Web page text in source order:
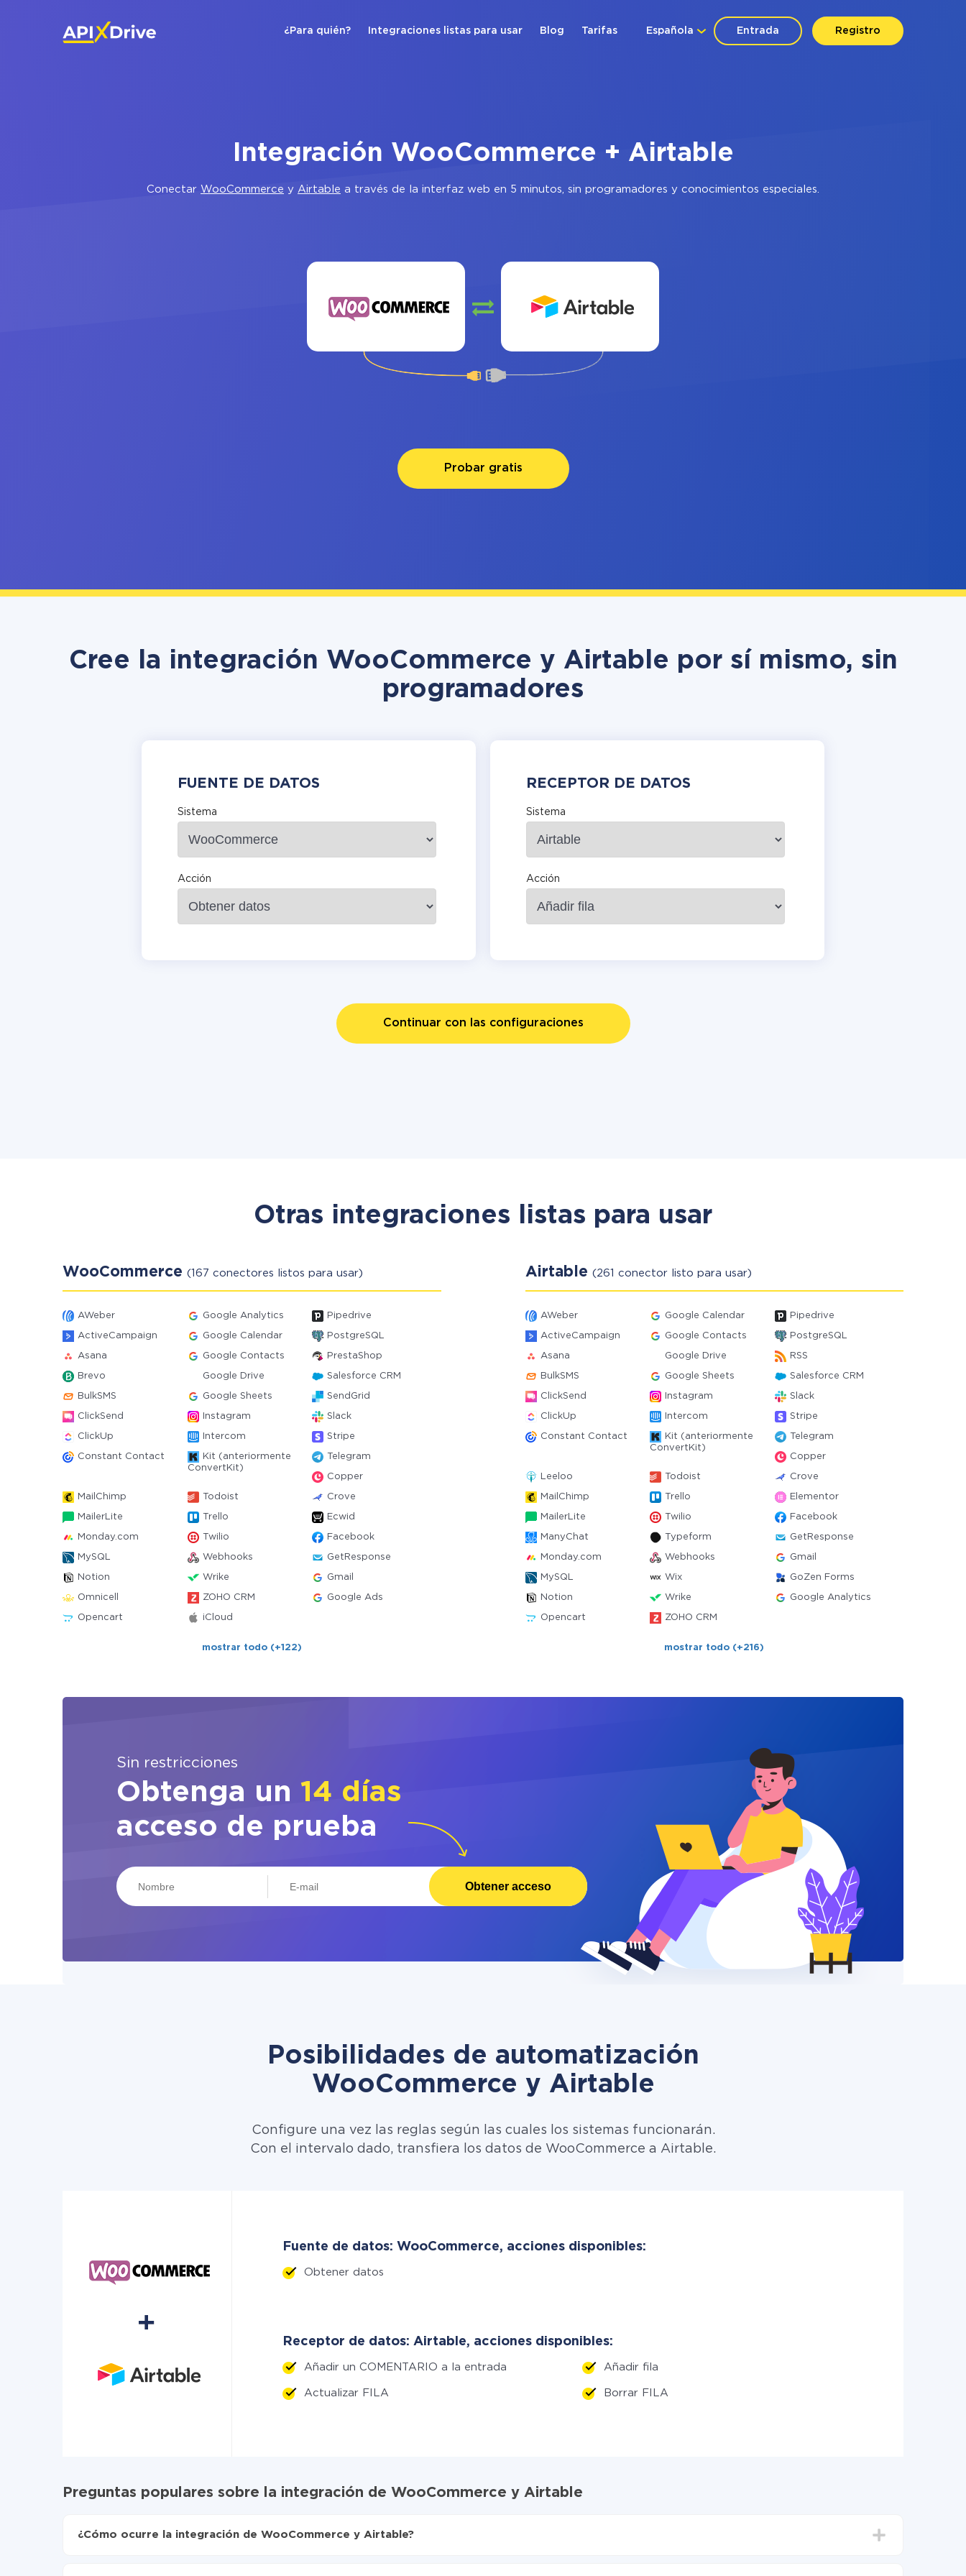
Entrada Registro
Española
¿Para quién? Integraciones listas para usar Blog Tarifas
Integración WooCommerce + Airtable
Conectar WooCommerce y Airtable a través de la interfaz web en 5 minutos, sin programadores y conocimientos especiales.
Probar gratis
Cree la integración WooCommerce y Airtable por sí mismo, sin
programadores
FUENTE DE DATOS
Sistema
Acción
RECEPTOR DE DATOS
Sistema
Acción
Continuar con las configuraciones
Otras integraciones listas para usar
WooCommerce (167 conectores listos para usar)
AWeber Google Analytics Pipedrive
ActiveCampaign Google Calendar PostgreSQL
Asana Google Contacts PrestaShop
Brevo Google Drive Salesforce CRM
BulkSMS Google Sheets SendGrid
ClickSend Instagram Slack
ClickUp Intercom Stripe
Constant Contact
Kit (anteriormente
ConvertKit)
Telegram
Copper
MailChimp Todoist Crove
MailerLite Trello Ecwid
Monday.com Twilio Facebook
MySQL Webhooks GetResponse
Notion Wrike Gmail
Omnicell ZOHO CRM Google Ads
Opencart iCloud
mostrar todo (+122)
Airtable (261 conector listo para usar)
AWeber Google Calendar Pipedrive
ActiveCampaign Google Contacts PostgreSQL
Asana Google Drive RSS
BulkSMS Google Sheets Salesforce CRM
ClickSend Instagram Slack
ClickUp Intercom Stripe
Constant Contact
Kit (anteriormente
ConvertKit)
Telegram
Copper
Leeloo Todoist Crove
MailChimp Trello Elementor
MailerLite Twilio Facebook
ManyChat Typeform GetResponse
Monday.com Webhooks Gmail
MySQL Wix GoZen Forms
Notion Wrike Google Analytics
Opencart ZOHO CRM
mostrar todo (+216)
Sin restricciones
Obtenga un 14 días
acceso de prueba
Obtener acceso
Posibilidades de automatización
WooCommerce y Airtable
Configure una vez las reglas según las cuales los sistemas funcionarán.
Con el intervalo dado, transfiera los datos de WooCommerce a Airtable.
Fuente de datos: WooCommerce, acciones disponibles:
Obtener datos
Receptor de datos: Airtable, acciones disponibles:
Añadir un COMENTARIO a la entrada Añadir fila
Actualizar FILA Borrar FILA
Preguntas populares sobre la integración de WooCommerce y Airtable
¿Cómo ocurre la integración de WooCommerce y Airtable?